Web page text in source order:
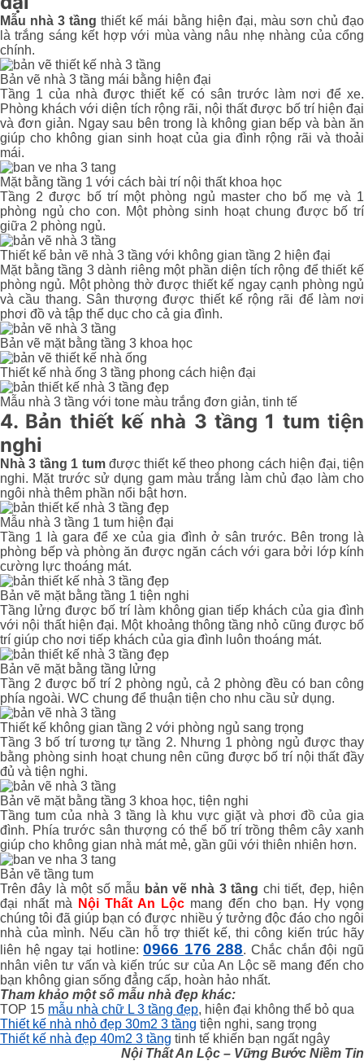
Mẫu nhà 3 tầng thiết kế mái bằng hiện đại, màu sơn chủ đạo
là trắng sáng kết hợp với mùa vàng nâu nhẹ nhàng của cổng
chính.
Bản vẽ nhà 3 tầng mái bằng hiện đại
Tầng 1 của nhà được thiết kế có sân trước làm nơi để xe.
Phòng khách với diện tích rộng rãi, nội thất được bố trí hiện đại
và đơn giản. Ngay sau bên trong là không gian bếp và bàn ăn
giúp cho không gian sinh hoạt của gia đình rộng rãi và thoải
mái.
Mặt bằng tầng 1 với cách bài trí nội thất khoa học
Tầng 2 được bố trí một phòng ngủ master cho bố mẹ và 1
phòng ngủ cho con. Một phòng sinh hoạt chung được bố trí
giữa 2 phòng ngủ.
Thiết kế bản vẽ nhà 3 tầng với không gian tầng 2 hiện đại
Mặt bằng tầng 3 dành riêng một phần diện tích rộng để thiết kế
phòng ngủ. Một phòng thờ được thiết kế ngay cạnh phòng ngủ
và cầu thang. Sân thượng được thiết kế rộng rãi để làm nơi
phơi đồ và tập thể dục cho cả gia đình.
Bản vẽ mặt bằng tầng 3 khoa học
Thiết kế nhà ống 3 tầng phong cách hiện đại
Mẫu nhà 3 tầng với tone màu trắng đơn giản, tinh tế
4. Bản thiết kế nhà 3 tầng 1 tum tiện
nghi
Nhà 3 tầng 1 tumđược thiết kế theo phong cách hiện đại, tiện
nghi. Mặt trước sử dụng gam màu trắng làm chủ đạo làm cho
ngôi nhà thêm phần nổi bật hơn.
Mẫu nhà 3 tầng 1 tum hiện đại
Tầng 1 là gara để xe của gia đình ở sân trước. Bên trong là
phòng bếp và phòng ăn được ngăn cách với gara bởi lớp kính
cường lực thoáng mát.
Bản vẽ mặt bằng tầng 1 tiện nghi
Tầng lửng được bố trí làm không gian tiếp khách của gia đình
với nội thất hiện đại. Một khoảng thông tầng nhỏ cũng được bố
trí giúp cho nơi tiếp khách của gia đình luôn thoáng mát.
Bản vẽ mặt bằng tầng lửng
Tầng 2 được bố trí 2 phòng ngủ, cả 2 phòng đều có ban công
phía ngoài. WC chung để thuận tiện cho nhu cầu sử dụng.
Thiết kế không gian tầng 2 với phòng ngủ sang trọng
Tầng 3 bố trí tương tự tầng 2. Nhưng 1 phòng ngủ được thay
bằng phòng sinh hoạt chung nên cũng được bố trí nội thất đầy
đủ và tiện nghi.
Bản vẽ mặt bằng tầng 3 khoa học, tiện nghi
Tầng tum của nhà 3 tầng là khu vực giặt và phơi đồ của gia
đình. Phía trước sân thượng có thể bố trí trồng thêm cây xanh
giúp cho không gian nhà mát mẻ, gần gũi với thiên nhiên hơn.
Bản vẽ tầng tum
Trên đây là một số mẫu bản vẽ nhà 3 tầng chi tiết, đẹp, hiện
đại nhất mà
Nội Thất An Lộc mang đến cho bạn. Hy vọng
chúng tôi đã giúp bạn có được nhiều ý tưởng độc đáo cho ngôi
nhà của mình. Nếu cần hỗ trợ thiết kế, thi công kiến trúc hãy
liên hệ ngay tại hotline:0966 176 288. Chắc chắn đội ngũ
nhân viên tư vấn và kiến trúc sư của An Lộc sẽ mang đến cho
bạn không gian sống đẳng cấp, hoàn hảo nhất.
Tham khảo một số mẫu nhà đẹp khác:
TOP 15 mẫu nhà chữ L 3 tầng đẹp, hiện đại không thể bỏ qua
Thiết kế nhà nhỏ đẹp 30m2 3 tầng tiện nghi, sang trọng
Thiết kế nhà đẹp 40m2 3 tầng tinh tế khiến bạn ngất ngây
Nội Thất An Lộc – Vững Bước Niềm Tin